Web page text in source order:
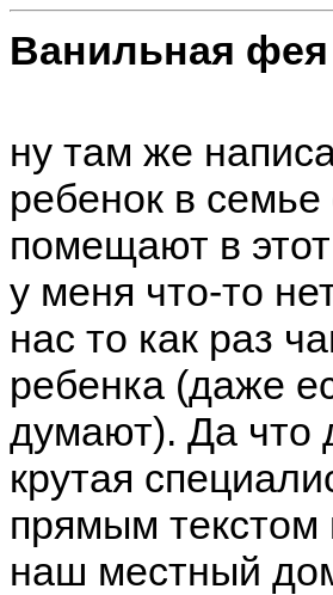
Ванильная фея
ну там же
ребенок в
помещают в этот
у меня что-то
нас то как раз
ребенка (даже
думают). Да что
крутая
прямым текстом
наш местный